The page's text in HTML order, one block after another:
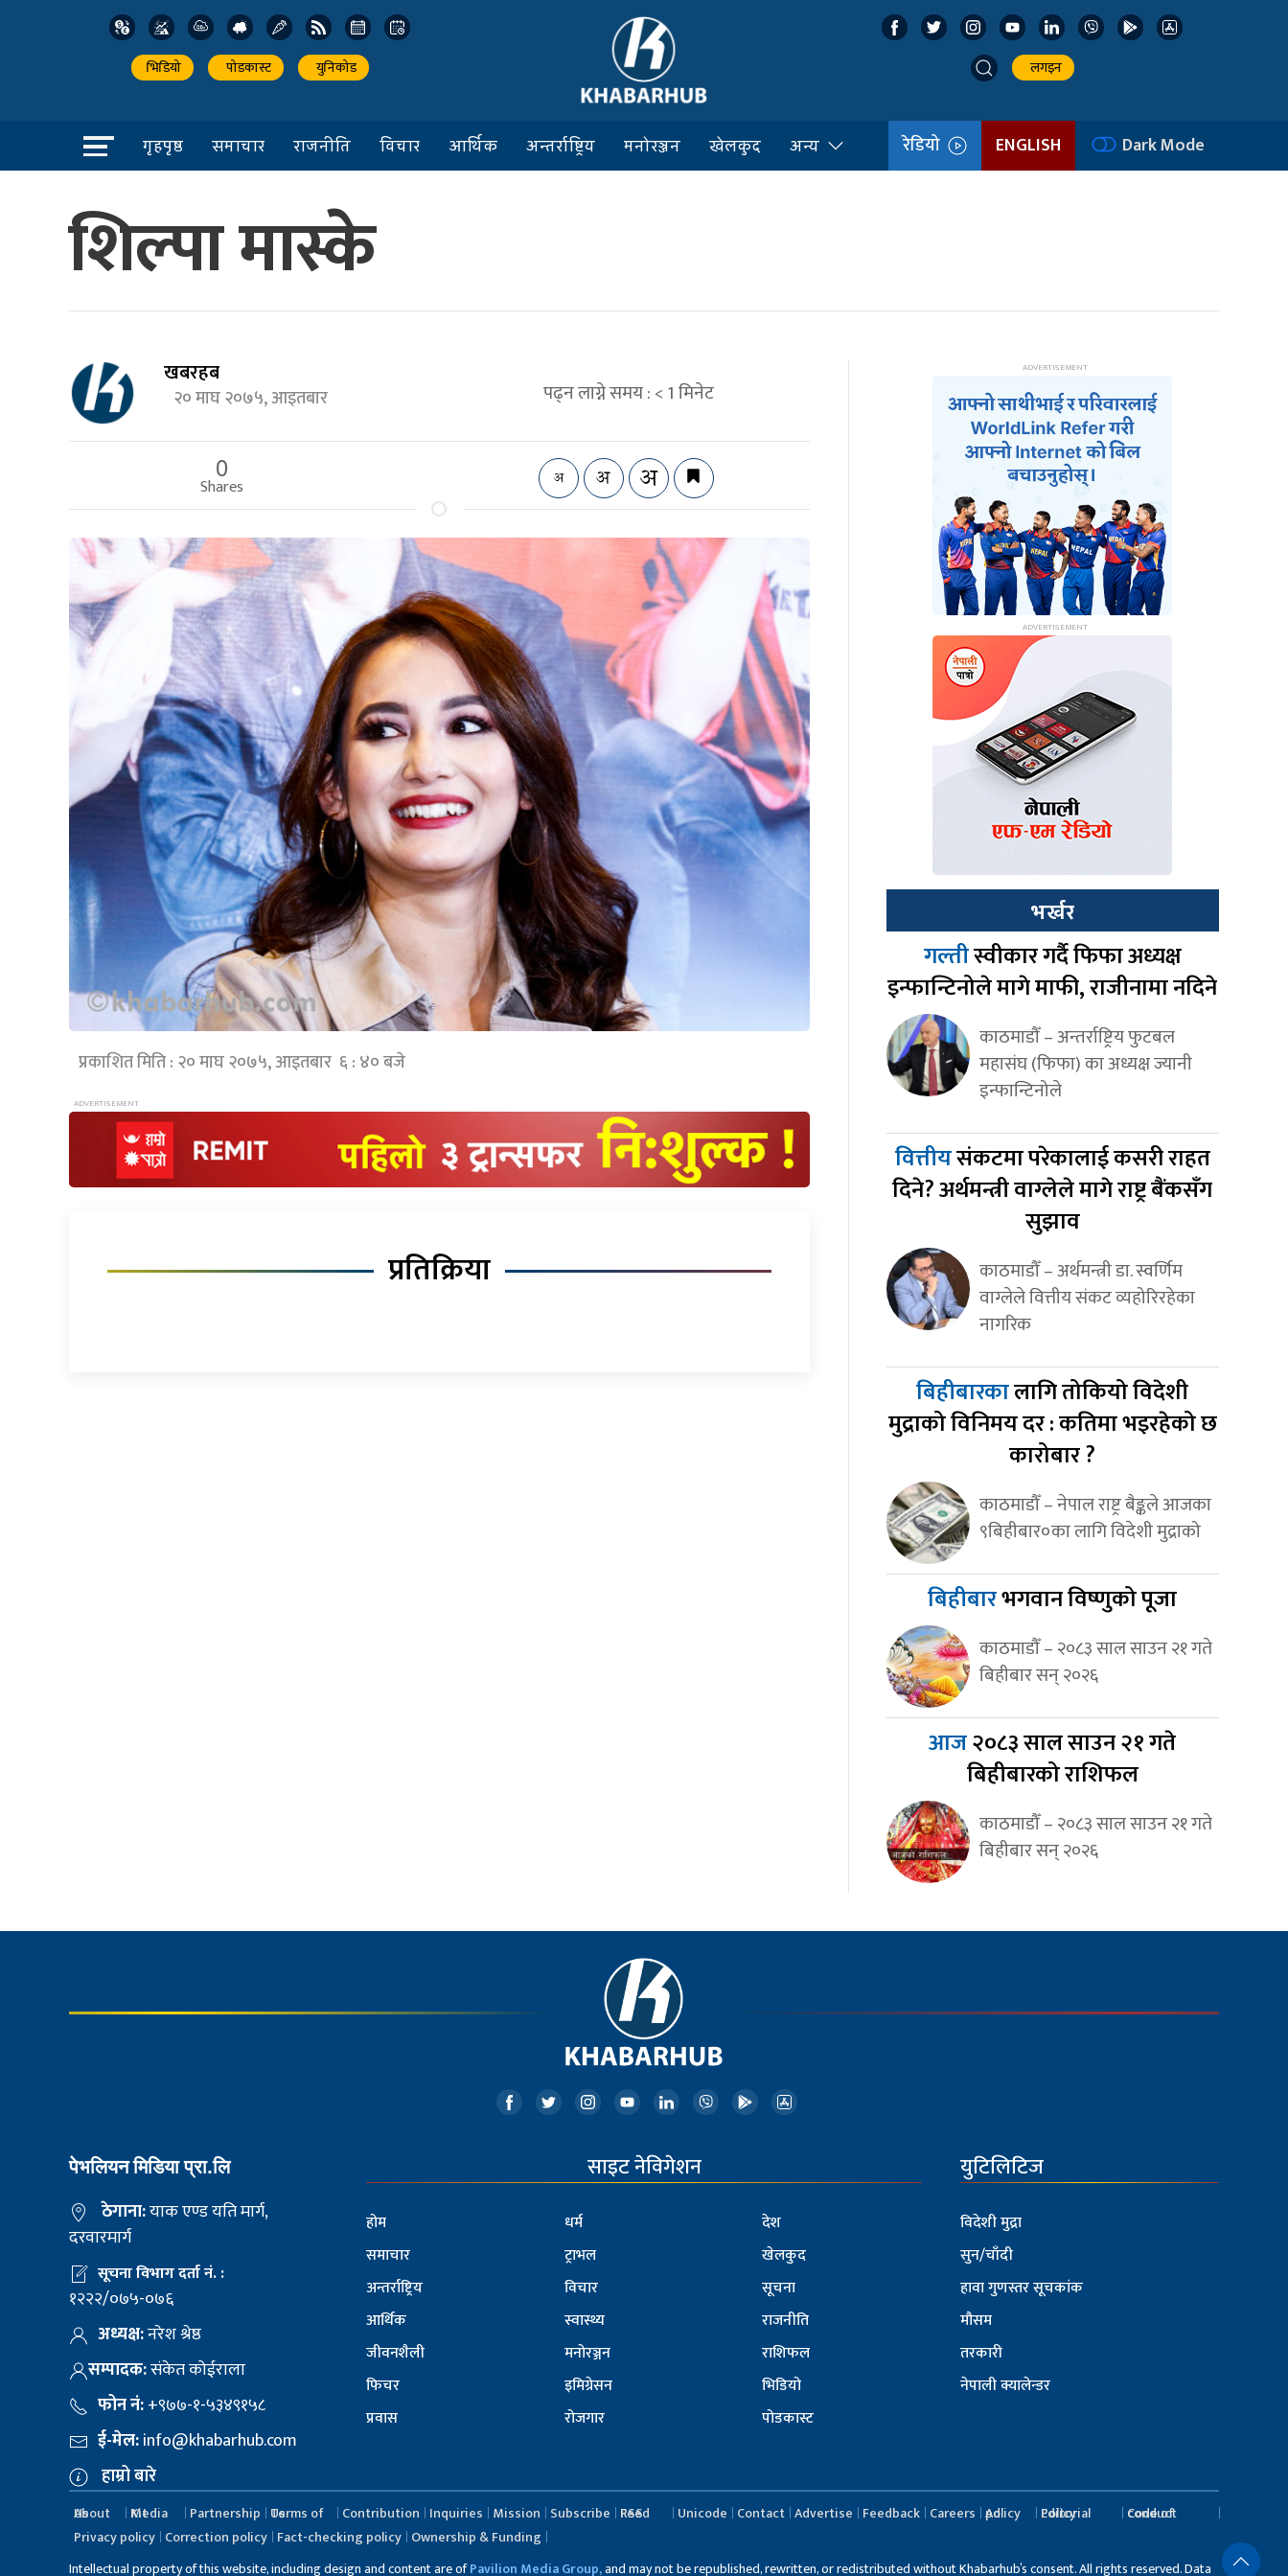
भिडियो पोडकास्ट युनिकोड लगइन
गृहपृष्ठ समाचार राजनीति विचार आर्थिक अन्तर्राष्ट्रिय मनोरञ्जन खेलकुद अन्य रेडियो ENGLISH Dark Mode
शिल्पा मास्के
खबरहब
२० माघ २०७५, आइतबार पढ्न लाग्ने समय :< 1मिनेट
0
Shares
प्रकाशित मिति : २० माघ २०७५, आइतबार ६ : ४० बजे
प्रतिक्रिया
भर्खर
गल्तीस्वीकार गर्दै फिफा अध्यक्ष
इन्फान्टिनोले मागे माफी, राजीनामा नदिने
काठमाडौँ – अन्तर्राष्ट्रिय फुटबल
महासंघ (फिफा) का अध्यक्ष ज्यानी
इन्फान्टिनोले
वित्तीयसंकटमा परेकालाई कसरी राहत
दिने? अर्थमन्त्री वाग्लेले मागे राष्ट्र बैंकसँग
सुझाव
काठमाडौँ – अर्थमन्त्री डा. स्वर्णिम
वाग्लेले वित्तीय संकट व्यहोरिरहेका
नागरिक
बिहीबारकालागि तोकियो विदेशी
मुद्राको विनिमय दर : कतिमा भइरहेको छ
कारोबार ?
काठमाडौँ – नेपाल राष्ट्र बैङ्कले आजका
९बिहीबार०का लागि विदेशी मुद्राको
बिहीबारभगवान विष्णुको पूजा
काठमाडौँ – २०८३ साल साउन २१ गते
बिहीबार सन् २०२६
आज२०८३ साल साउन २१ गते
बिहीबारको राशिफल
काठमाडौँ – २०८३ साल साउन २१ गते
बिहीबार सन् २०२६
पेभलियन मिडिया प्रा.लि
ठेगाना:याक एण्ड यति मार्ग,
दरवारमार्ग
सूचना विभाग दर्ता नं. :
१२२२/०७५-०७६
अध्यक्ष:नरेश श्रेष्ठ
सम्पादक:संकेत कोईराला
फोन नं:+९७७-१-५३४९१५८
ई-मेल:info@khabarhub.com
हाम्रो बारे
साइट नेविगेशन
होम
समाचार
अन्तर्राष्ट्रिय
आर्थिक
जीवनशैली
फिचर
प्रवास
धर्म
ट्राभल
विचार
स्वास्थ्य
मनोरञ्जन
इमिग्रेसन
रोजगार
देश
खेलकुद
सूचना
राजनीति
राशिफल
भिडियो
पोडकास्ट
युटिलिटिज
विदेशी मुद्रा
सुन/चाँदी
हावा गुणस्तर सूचकांक
मौसम
तरकारी
नेपाली क्यालेन्डर
About Us Media Kit Partnership Terms of Us Contribution Inquiries Mission Subscribe RSS Feed Unicode Contact Advertise Feedback Careers Ad policy Editorial Policy
Code of conduct
Privacy policy Correction policy Fact-checking policy Ownership & Funding
Intellectual property of this website, including design and content are ofPavilion Media Group,and may not be republished, rewritten, or redistributed without Khabarhub’s consent. All rights reserved. Data